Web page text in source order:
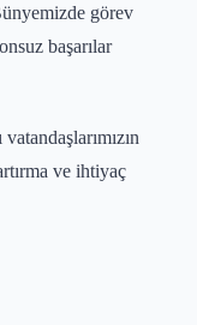
görev
başarılar
ve ihtiyaç